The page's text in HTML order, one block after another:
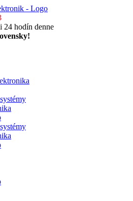
24 hodín denne